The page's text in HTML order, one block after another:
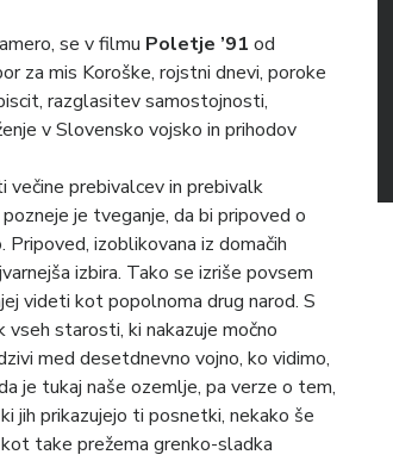
se v filmu Poletje ’91 od
za mis Koroške, rojstni dnevi, poroke
razglasitev samostojnosti,
v Slovensko vojsko in prihodov
večine prebivalcev in prebivalk
je tveganje, da bi pripoved o
izoblikovana iz domačih
izbira. Tako se izriše povsem
videti kot popolnoma drug narod. S
starosti, ki nakazuje močno
med desetdnevno vojno, ko vidimo,
je tukaj naše ozemlje, pa verze o tem,
jih prikazujejo ti posnetki, nekako še
kot take prežema grenko-sladka